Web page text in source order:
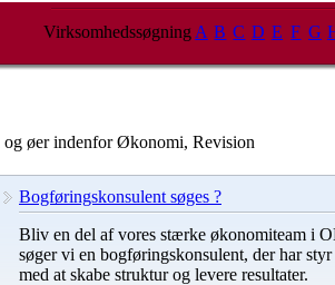
Virksomhedssøgning A B C D E F G
øer indenfor Økonomi, Revision
Bogføringskonsulent søges ?
Bliv en del af vores stærke økonomiteam i
søger vi en bogføringskonsulent, der har
med at skabe struktur og levere resultater.